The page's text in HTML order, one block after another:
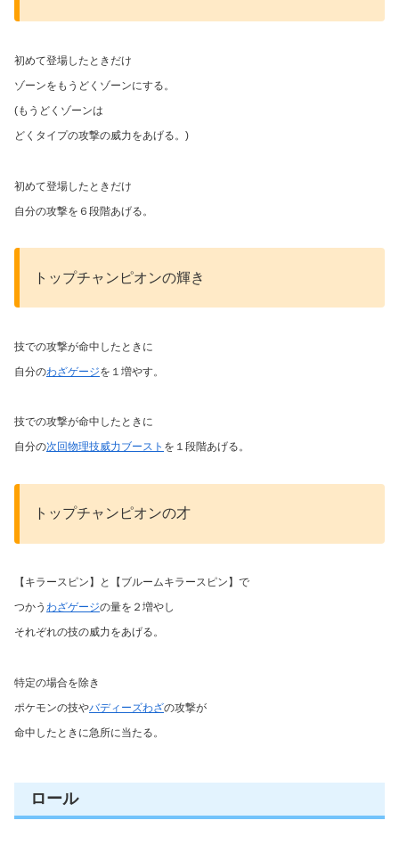
初めて登場したときだけ
ゾーンをもうどくゾーンにする。
(もうどくゾーンは
どくタイプの攻撃の威力をあげる。)
初めて登場したときだけ
自分の攻撃を６段階あげる。
トップチャンピオンの輝き
技での攻撃が命中したときに
自分のわざゲージを１増やす。
技での攻撃が命中したときに
自分の次回物理技威力ブースト を１段階あげる。
トップチャンピオンの才
【キラースピン】と【ブルームキラースピン】で
つかう わざゲージの量を２増やし
それぞれの技の威力をあげる。
特定の場合を除き
ポケモンの技やバディーズわざの攻撃が
命中したときに急所に当たる。
ロール